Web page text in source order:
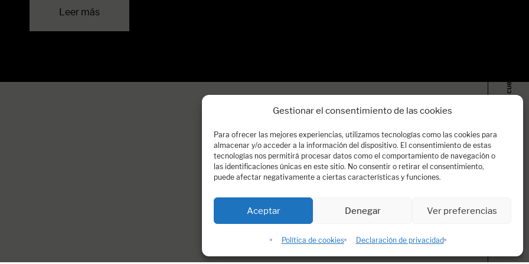
Gestionar el consentimiento de las cookies
Para ofrecer las mejores experiencias, utilizamos tecnologías como las cookies para
almacenar y/o acceder a la información del dispositivo. El consentimiento de estas
tecnologías nos permitirá procesar datos como el comportamiento de navegación o
las identificaciones únicas en este sitio. No consentir o retirar el consentimiento,
puede afectar negativamente a ciertas características y funciones.
Aceptar Denegar Ver preferencias
Política de cookies Declaración de privacidad
Leer más Llega a librerías, «Un cuento de Navidad para Le Barroux»,…